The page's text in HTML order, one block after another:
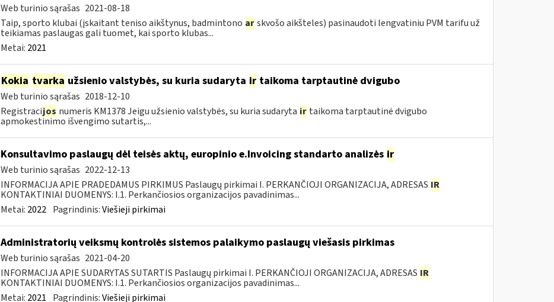
Web turinio sąrašas 2021-08-18
Taip, sporto klubai (įskaitant teniso aikštynus, badmintono ar skvošo aikšteles) pasinaudoti lengvatiniu PVM tarifu už
teikiamas paslaugas gali tuomet, kai sporto klubas...
Metai: 2021
Kokia tvarka užsienio valstybės, su kuria sudaryta irtaikoma tarptautinė dvigubo
Web turinio sąrašas 2018-12-10
Registracijos numeris KM1378 Jeigu užsienio valstybės, su kuria sudaryta ir taikoma tarptautinė dvigubo
apmokestinimo išvengimo sutartis,...
Konsultavimo paslaugų dėl teisės aktų, europinio e.Invoicing standarto analizės ir
Web turinio sąrašas 2022-12-13
INFORMACIJA APIE PRADEDAMUS PIRKIMUS Paslaugų pirkimai I. PERKANČIOJI ORGANIZACIJA, ADRESAS IR
KONTAKTINIAI DUOMENYS: I.1. Perkančiosios organizacijos pavadinimas...
Metai: 2022 Pagrindinis:Viešieji pirkimai
Administratorių veiksmų kontrolės sistemos palaikymo paslaugų viešasis pirkimas
Web turinio sąrašas 2021-04-20
INFORMACIJA APIE SUDARYTAS SUTARTIS Paslaugų pirkimai I. PERKANČIOJI ORGANIZACIJA, ADRESAS IR
KONTAKTINIAI DUOMENYS: I.1. Perkančiosios organizacijos pavadinimas...
Metai: 2021 Pagrindinis:Viešieji pirkimai